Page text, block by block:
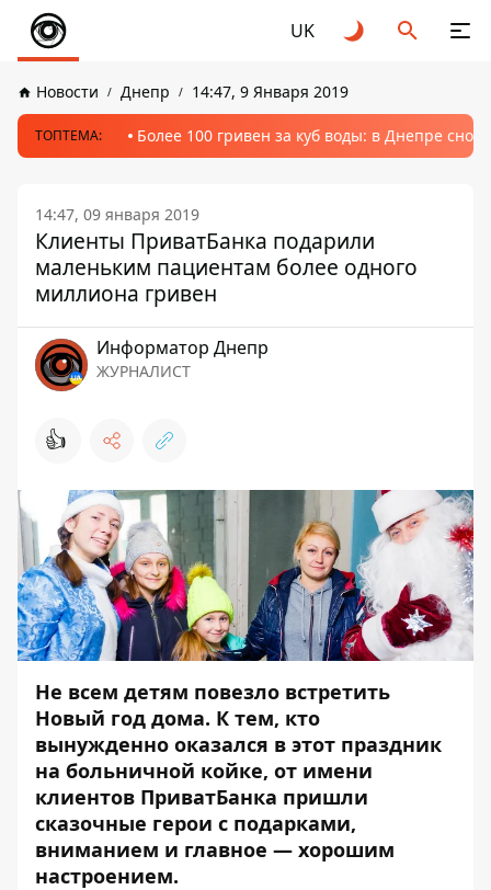
UK
Новости Днепр 14:47, 9 Января 2019
ТОПТЕМА: Более 100 гривен за куб воды: в Днепре
14:47, 09 января 2019
Клиенты ПриватБанка подарили
маленьким пациентам более одного
миллиона гривен
Информатор Днепр
ЖУРНАЛИСТ
👍
Не всем детям повезло встретить
Новый год дома. К тем, кто
вынужденно оказался в этот праздник
на больничной койке, от имени
клиентов ПриватБанка пришли
сказочные герои с подарками,
вниманием и главное — хорошим
настроением.